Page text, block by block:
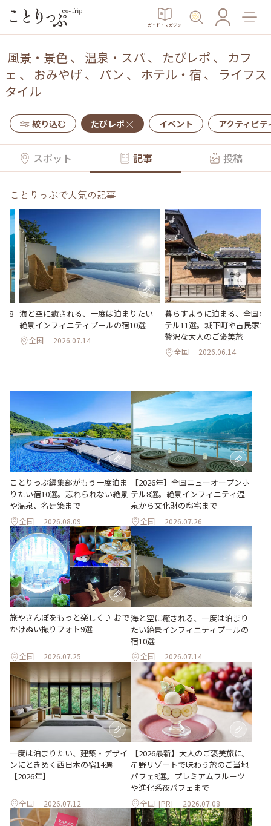
ガイド・マガジン
風景・景色、 温泉・スパ、 たびレポ 、 カフ
ェ 、 おみやげ 、 パン 、 ホテル・宿 、 ライフス
タイル
絞り込む たびレポ イベント アクティビテ
スポット 記事 投稿
ことりっぷで人気の記事
8 海と空に癒される、一度は泊まりたい
絶景インフィニティプールの宿10選
全国 2026.07.14
暮らすように泊まる、全国の
テル11選。城下町や古民家で
贅沢な大人のご褒美旅
全国 2026.06.14
ことりっぷ編集部がもう一度泊ま
りたい宿10選。忘れられない絶景
や温泉、名建築まで
全国 2026.08.09
【2026年】全国ニューオープンホ
テル8選。絶景インフィニティ温
泉から文化財の邸宅まで
全国 2026.07.26
旅やさんぽをもっと楽しく♪ おで
かけぬい撮りフォト9選
全国 2026.07.25
海と空に癒される、一度は泊まり
たい絶景インフィニティプールの
宿10選
全国 2026.07.14
一度は泊まりたい、建築・デザイ
ンにときめく西日本の宿14選
【2026年】
全国 2026.07.12
【2026最新】大人のご褒美旅に。
星野リゾートで味わう旅のご当地
パフェ9選。プレミアムフルーツ
や進化系夜パフェまで
全国 [PR] 2026.07.08